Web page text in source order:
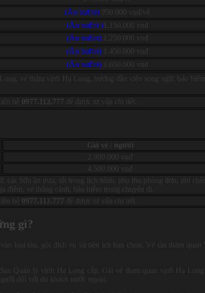
(Ăn buffet) 950.000 vnđ/vé
(Ăn buffet )1.150.000 vnđ
(Ăn buffet)1.250.000 vnđ
(Ăn buffet)1.450.000 vnđ
(Ăn buffet)1.650.000 vnđ
vé thăm vịnh Hạ Long, hướng dẫn viên song ngữ, bảo hiểm
hệ 0977.112.777 để được tư vấn chi tiết.
Giá vé / người
2.800.000 vnđ
4.500.000 vnđ
các bữa ăn trưa, tối trong lịch trình, phụ thu phòng đơn, phí
vé thắng cảnh, bảo hiểm trong chuyến đi.
hệ 0977.112.777 để được tư vấn chi tiết.
gì?
vào loại tàu, gói dịch vụ và tiện ích bạn chọn. Vé tàu thăm quan
Quản lý vịnh Hạ Long cấp. Giá vé tham quan vịnh Hạ Long
đối với du khách nước ngoài.